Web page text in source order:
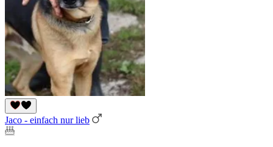
Jaco - einfach nur lieb